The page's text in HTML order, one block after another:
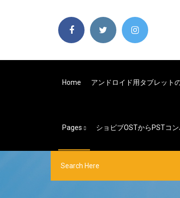
Home アンドロイド用タブレット
Pages ショビブOSTからPSTコ